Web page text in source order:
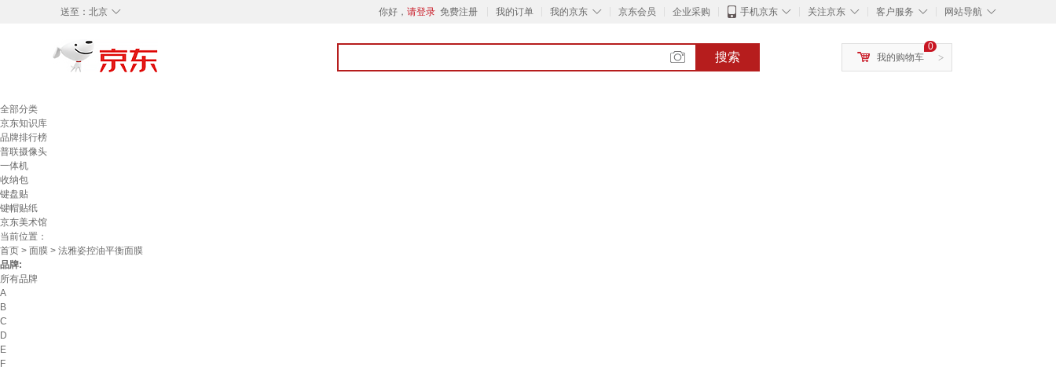
◇
送至： 北京 你好， 请登录 免费注册 我的订单 ◇
我的京东 京东会员 企业采购 ◇
手机京东 ◇
关注京东 ◇
客户服务 ◇
网站导航
搜索 >
0
我的购物车
全部分类
京东知识库
品牌排行榜
普联摄像头
一体机
收纳包
键盘贴
键帽贴纸
京东美术馆
当前位置：
首页 > 面膜 > 法雅姿控油平衡面膜
品牌:
所有品牌
A
B
C
D
E
F